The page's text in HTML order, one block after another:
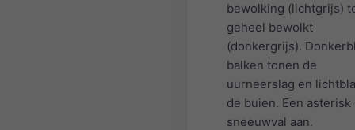
bewolking (lichtgrijs)
geheel bewolkt
(donkergrijs).
balken tonen de
uurneerslag en
de buien. Een
sneeuwval aan.